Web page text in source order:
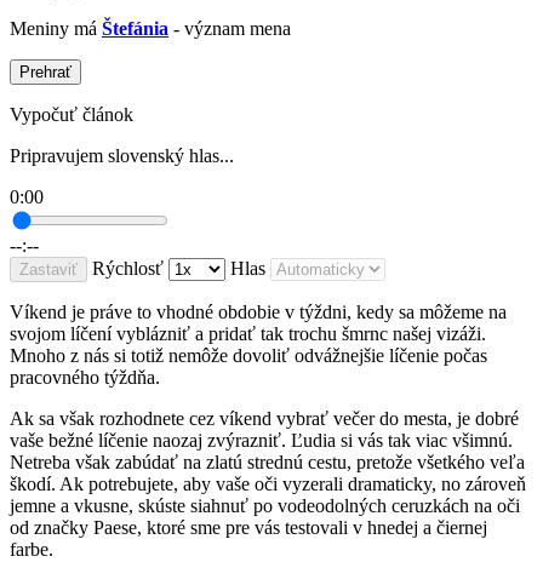
Meniny má Štefánia - význam mena
Prehrať
Vypočuť článok
Pripravujem slovenský hlas...
0:00
--:--
Zastaviť Rýchlosť Hlas
Víkend je práve to vhodné obdobie v týždni, kedy sa môžeme na
svojom líčení vyblázniť a pridať tak trochu šmrnc našej vizáži.
Mnoho z nás si totiž nemôže dovoliť odvážnejšie líčenie počas
pracovného týždňa.
Ak sa však rozhodnete cez víkend vybrať večer do mesta, je dobré
vaše bežné líčenie naozaj zvýrazniť. Ľudia si vás tak viac všimnú.
Netreba však zabúdať na zlatú strednú cestu, pretože všetkého veľa
škodí. Ak potrebujete, aby vaše oči vyzerali dramaticky, no zároveň
jemne a vkusne, skúste siahnuť po vodeodolných ceruzkách na oči
od značky Paese, ktoré sme pre vás testovali v hnedej a čiernej
farbe.